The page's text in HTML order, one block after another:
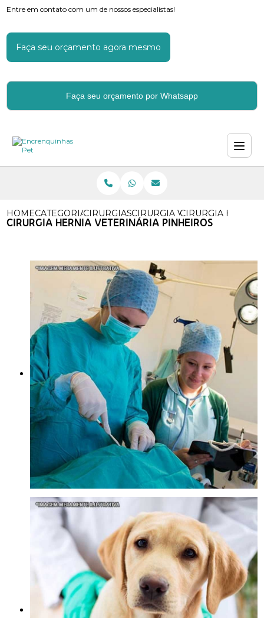
Entre em contato com um de nossos especialistas!
Faça seu orçamento agora mesmo
Faça seu orçamento por Whatsapp
HOMECATEGORIASCIRURGIAS VETERINARIAS
CIRURGIA VETERINARIA
CIRURGIA
CIRURGIA HERNIA VETERINÁRIA PINHEIROS